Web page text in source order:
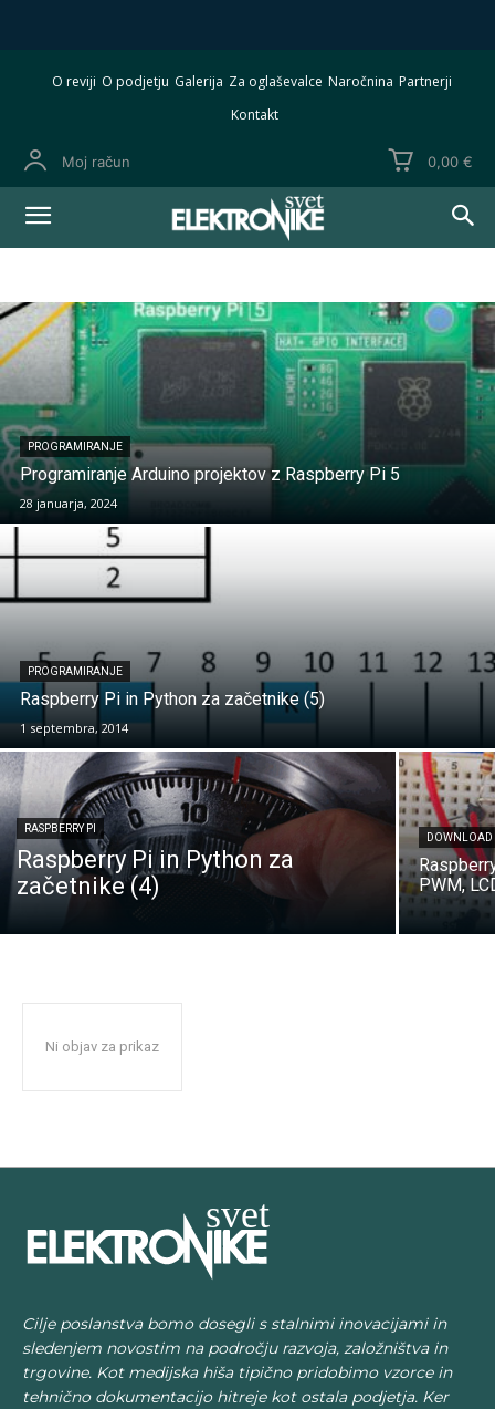
O reviji O podjetju Galerija Za oglaševalce Naročnina Partnerji
Kontakt
Moj račun 0,00 €
RASPBERRY PI_PROGRAMI
PROGRAMIRANJE
Programiranje Arduino projektov z Raspberry Pi 5
28 januarja, 2024
PROGRAMIRANJE
Raspberry Pi in Python za začetnike (5)
1 septembra, 2014
RASPBERRY PI
Raspberry Pi in Python za
začetnike (4)
DOWNLOAD
PWM,
Ni objav za prikaz
Cilje poslanstva bomo dosegli s stalnimi inovacijami in
sledenjem novostim na področju razvoja, založništva in
trgovine. Kot medijska hiša tipično pridobimo vzorce in
tehnično dokumentacijo hitreje kot ostala podjetja. Ker